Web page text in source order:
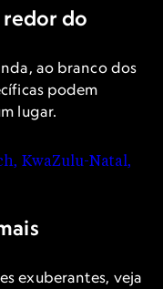
redor do
ao branco dos
podem
lugar.
exuberantes, veja